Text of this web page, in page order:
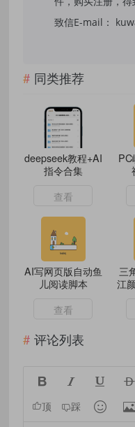
致信E-mail：
同类推荐
deepseek教程+AI
指令合集
查看
PC
AI写网页版自动鱼
儿阅读脚本
查看
三
江
评论列表
   
顶 踩  